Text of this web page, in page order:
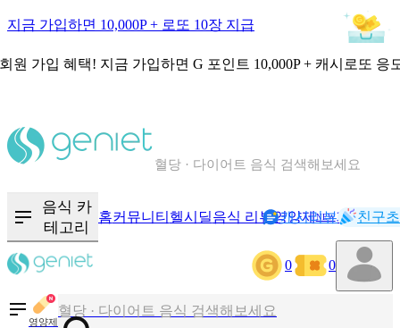
지금 가입하면 10,000P + 로또 10장 지급
원 가입 혜택! 지금 가입하면 G 포인트 10,000P + 캐시로또 응
음식 · 영양제 리뷰를 찾아보세요
음식 카
테고리
홈커뮤니티 헬시딜음식 리뷰영양제NEW기록
캐시리뷰 친구
0 0
영양제
칼로리와 영양성분을 검색해보세요
혈당 · 다이어트 음식 검색해보세요
음식 · 영양제 리뷰를 찾아보세요